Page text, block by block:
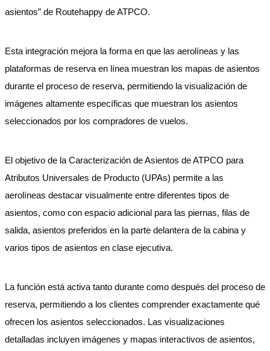
asientos” de Routehappy de ATPCO.
Esta integración mejora la forma en que las aerolíneas y las
plataformas de reserva en línea muestran los mapas de asientos
durante el proceso de reserva, permitiendo la visualización de
imágenes altamente específicas que muestran los asientos
seleccionados por los compradores de vuelos.
El objetivo de la Caracterización de Asientos de ATPCO para
Atributos Universales de Producto (UPAs) permite a las
aerolíneas destacar visualmente entre diferentes tipos de
asientos, como con espacio adicional para las piernas, filas de
salida, asientos preferidos en la parte delantera de la cabina y
varios tipos de asientos en clase ejecutiva.
La función está activa tanto durante como después del proceso de
reserva, permitiendo a los clientes comprender exactamente qué
ofrecen los asientos seleccionados. Las visualizaciones
detalladas incluyen imágenes y mapas interactivos de asientos,